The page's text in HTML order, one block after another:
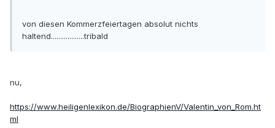
von diesen Kommerzfeiertagen absolut nichts
haltend..................tribald
nu,
https://www.heiligenlexikon.de/BiographienV/Valentin_von_Rom.ht
ml